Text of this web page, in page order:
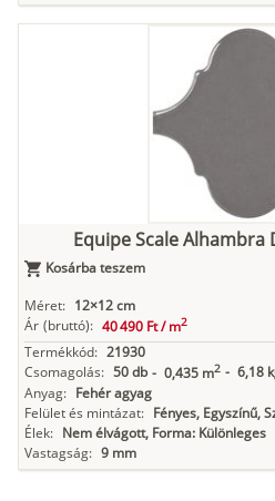
Equipe Scale Alhambra
Kosárba teszem
Méret: 12×12 cm
Ár (bruttó): 40 490 Ft /m2
Termékkód: 21930
Csomagolás: 50 db - 0,435 m2 - 6,18
Anyag: Fehér agyag
Felület és mintázat: Fényes, Egyszínű,
Élek: Nem élvágott, Forma: Különleges
Vastagság: 9 mm